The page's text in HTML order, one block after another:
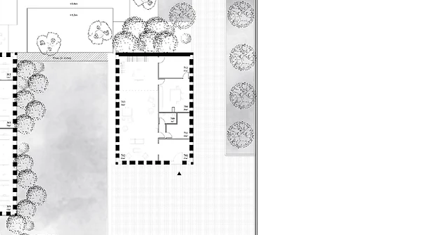
© bordas+peiro / Société du Grand Paris / RenderTaxi